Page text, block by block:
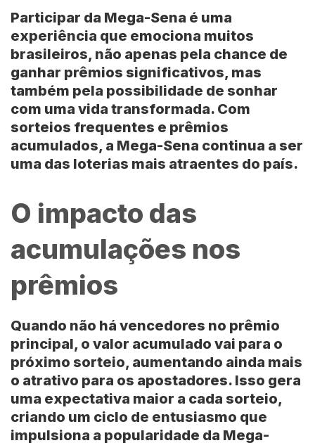
Participar da Mega-Sena é uma
experiência que emociona muitos
brasileiros, não apenas pela chance de
ganhar prêmios significativos, mas
também pela possibilidade de sonhar
com uma vida transformada. Com
sorteios frequentes e prêmios
acumulados, a Mega-Sena continua a ser
uma das loterias mais atraentes do país.
O impacto das
acumulações nos
prêmios
Quando não há vencedores no prêmio
principal, o valor acumulado vai para o
próximo sorteio, aumentando ainda mais
o atrativo para os apostadores. Isso gera
uma expectativa maior a cada sorteio,
criando um ciclo de entusiasmo que
impulsiona a popularidade da Mega-